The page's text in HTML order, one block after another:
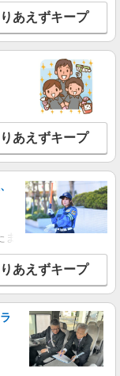
細を見る
補助/事務作業な
払い有/週払い有/交
細を見る
護士
細を見る
あえずキープ
あえずキープ
ま市岩槻区・久喜市・
あえずキープ